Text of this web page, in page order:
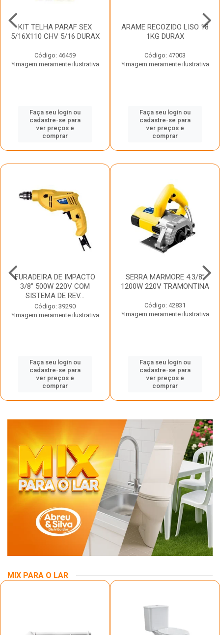
KIT TELHA PARAF SEX
5/16X110 CHV 5/16 DURAX
Código: 46459
*Imagem meramente ilustrativa
Faça seu login ou
cadastre-se para
ver preços e
comprar
ARAME RECOZIDO LISO 18
1KG DURAX
Código: 47003
*Imagem meramente ilustrativa
Faça seu login ou
cadastre-se para
ver preços e
comprar
FURADEIRA DE IMPACTO
3/8” 500W 220V COM
SISTEMA DE REV...
Código: 39290
*Imagem meramente ilustrativa
Faça seu login ou
cadastre-se para
ver preços e
comprar
SERRA MARMORE 4.3/8”
1200W 220V TRAMONTINA
Código: 42831
*Imagem meramente ilustrativa
Faça seu login ou
cadastre-se para
ver preços e
comprar
MIX PARA O LAR